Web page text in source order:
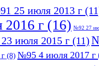
25 июля 2013 г
г (16) №92 27
июля 2015 г (11)
(8) №95 4 июля 2017 г